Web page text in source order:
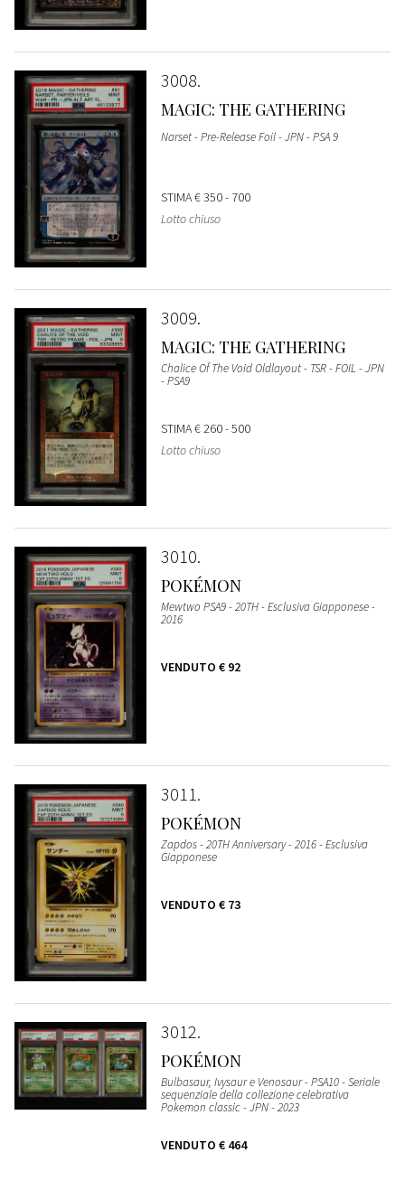
3008
MAGIC: THE GATHERING
Narset - Pre-Release Foil - JPN - PSA 9
STIMA€ 350 - 700
Lotto chiuso
3009
MAGIC: THE GATHERING
Chalice Of The Void Oldlayout - TSR - FOIL - JPN
- PSA9
STIMA€ 260 - 500
Lotto chiuso
3010
POKÉMON
Mewtwo PSA9 - 20TH - Esclusiva Giapponese -
2016
VENDUTO € 92
3011
POKÉMON
Zapdos - 20TH Anniversary - 2016 - Esclusiva
Giapponese
VENDUTO € 73
3012
POKÉMON
Bulbasaur, Ivysaur e Venosaur - PSA10 - Seriale
sequenziale della collezione celebrativa
Pokemon classic - JPN - 2023
VENDUTO € 464